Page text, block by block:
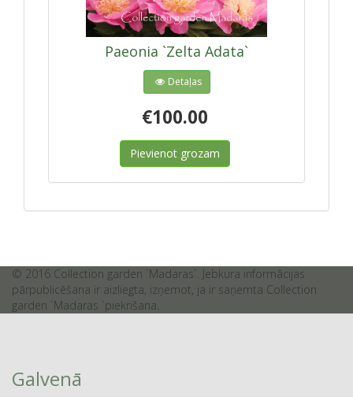
Paeonia `Zelta Adata`
Detaļas
€100.00
Pievienot grozam
© 2016 Collection garden `Madaras`. Jebkura informācijas
pārpublicēšana ir aizliegta, izņemot, ja ir saņemta Collection
garden `Madaras `piekrišana.
Galvenā